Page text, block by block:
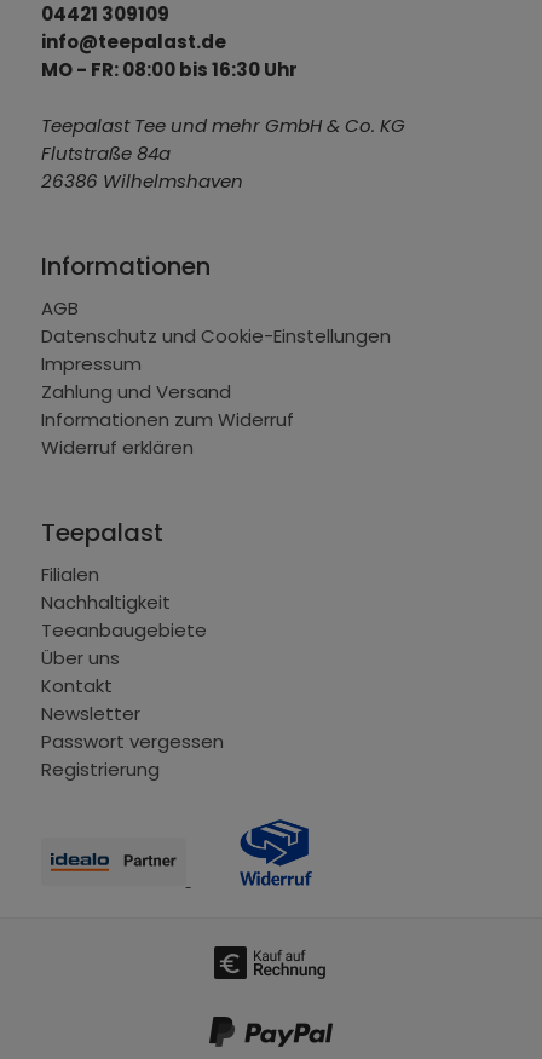
04421 309109
info@teepalast.de
MO - FR: 08:00 bis 16:30 Uhr
Teepalast Tee und mehr GmbH & Co. KG
Flutstraße 84a
26386 Wilhelmshaven
Informationen
AGB
Datenschutz und Cookie-Einstellungen
Impressum
Zahlung und Versand
Informationen zum Widerruf
Widerruf erklären
Teepalast
Filialen
Nachhaltigkeit
Teeanbaugebiete
Über uns
Kontakt
Newsletter
Passwort vergessen
Registrierung